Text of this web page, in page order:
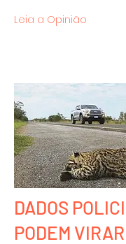
Leia a Opinião
DADOS
PODEM